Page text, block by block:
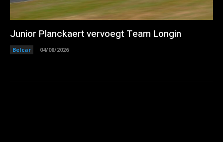
Junior Planckaert vervoegt Team Longin
Belcar 04/08/2026